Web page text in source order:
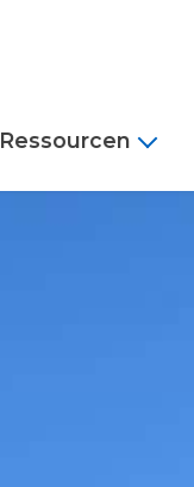
Ressourcen